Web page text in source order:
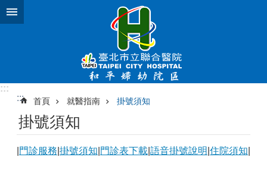
跳到主要內容區塊
:::
:::
首頁 就醫指南 掛號須知
掛號須知
門診服務 掛號須知 門診表下載 語音掛號說明 住院須知